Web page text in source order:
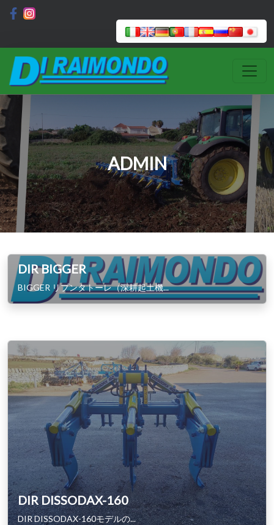
ADMIN
DIR BIGGER
BIGGER リプンタトーレ（深耕起土機...
DIR DISSODAX-160
DIR DISSODAX-160モデルの...